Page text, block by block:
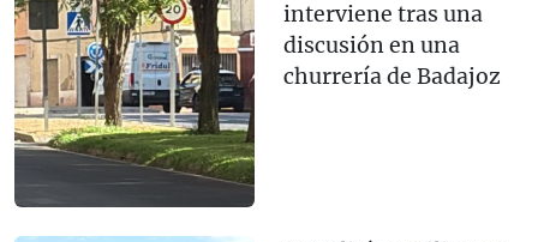
interviene tras una
discusión en una
churrería de Badajoz